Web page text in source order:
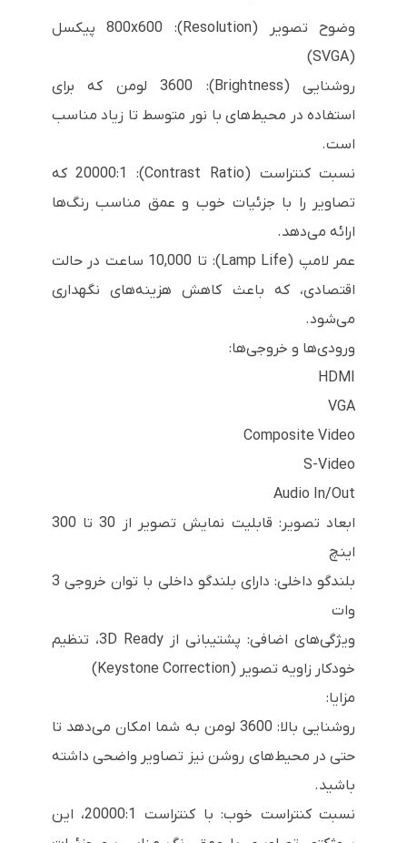
وضوح تصویر (Resolution): 800x600 پیکسل
(SVGA)
روشنایی (Brightness): 3600 لومن که برای
استفاده در محیط‌های با نور متوسط تا زیاد مناسب
است.
نسبت کنتراست (Contrast Ratio): 20000:1 که
تصاویر را با جزئیات خوب و عمق مناسب رنگ‌ها
ارائه می‌دهد.
عمر لامپ (Lamp Life): تا 10,000 ساعت در حالت
اقتصادی، که باعث کاهش هزینه‌های نگهداری
می‌شود.
ورودی‌ها و خروجی‌ها:
HDMI
VGA
Composite Video
S-Video
Audio In/Out
ابعاد تصویر: قابلیت نمایش تصویر از 30 تا 300
اینچ
بلندگو داخلی: دارای بلندگو داخلی با توان خروجی 3
وات
ویژگی‌های اضافی: پشتیبانی از 3D Ready، تنظیم
خودکار زاویه تصویر (Keystone Correction)
مزایا:
روشنایی بالا: 3600 لومن به شما امکان می‌دهد تا
حتی در محیط‌های روشن نیز تصاویر واضحی داشته
باشید.
نسبت کنتراست خوب: با کنتراست 20000:1، این